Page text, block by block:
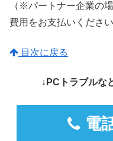
（※パートナー企業の
費用をお支払いください
目次に戻る
↓PCトラブルな
電